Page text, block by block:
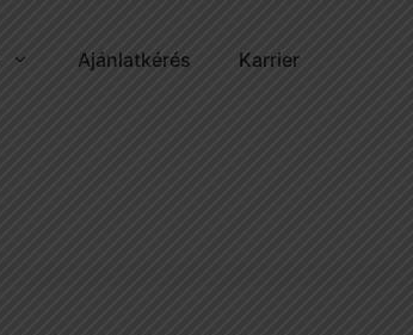
Ajánlatkérés Karrier